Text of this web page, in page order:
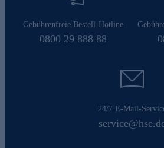
Gebührenfreie Bestell-Hotline
0800 29 888 88
24/7 E-Mail-